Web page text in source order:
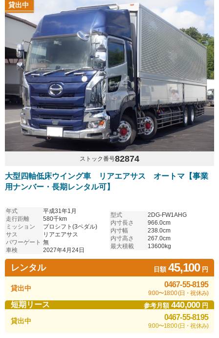
貸出中
ストック番号82874
大型四軸低床ウイング車 リアエアサス オートマ【事業
用ナンバー・長期レンタル可】
年式
平成31年1月
走行距離
580千km
ミッション
プロシフト(3ペダル)
サス
リアエアサス
パワーゲート 無
車検
2027年4月24日
型式
2DG-FW1AHG
内寸長さ
966.0cm
内寸幅
238.0cm
内寸高さ
267.0cm
最大積載
13600kg
レンタル 日額45,100円
貸出中 0467-55-8195
9:00〜18:00 (日・祝休み)
短期リース 参考月額440,000円
貸出中 0467-55-8195
9:00〜18:00 (日・祝休み)